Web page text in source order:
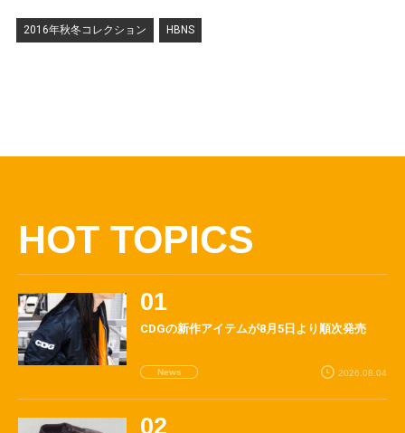
2016年秋冬コレクション HBNS
HOT TOPICS
CDGの新作アイテムが8月5日より順次発売
News 2026.08.04